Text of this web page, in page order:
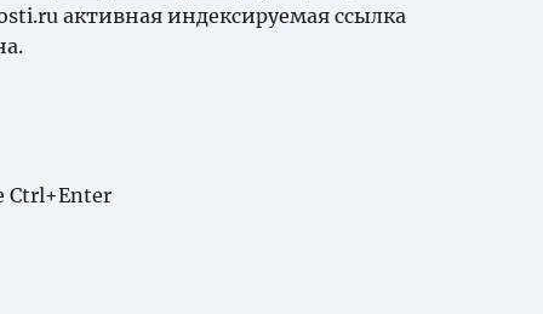
активная индексируемая ссылка
Ctrl+Enter